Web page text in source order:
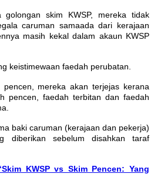
skim KWSP, mereka tidak
caruman samaada dari kerajaan
masih kekal dalam akaun KWSP
keistimewaan faedah perubatan.
mereka akan terjejas kerana
pencen, faedah terbitan dan faedah
baki caruman (kerajaan dan pekerja)
diberikan sebelum disahkan taraf
KWSP vs Skim Pencen: Yang